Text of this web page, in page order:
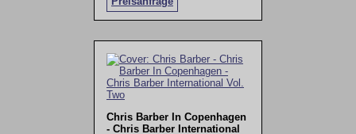
Chris Barber In Copenhagen
- Chris Barber International